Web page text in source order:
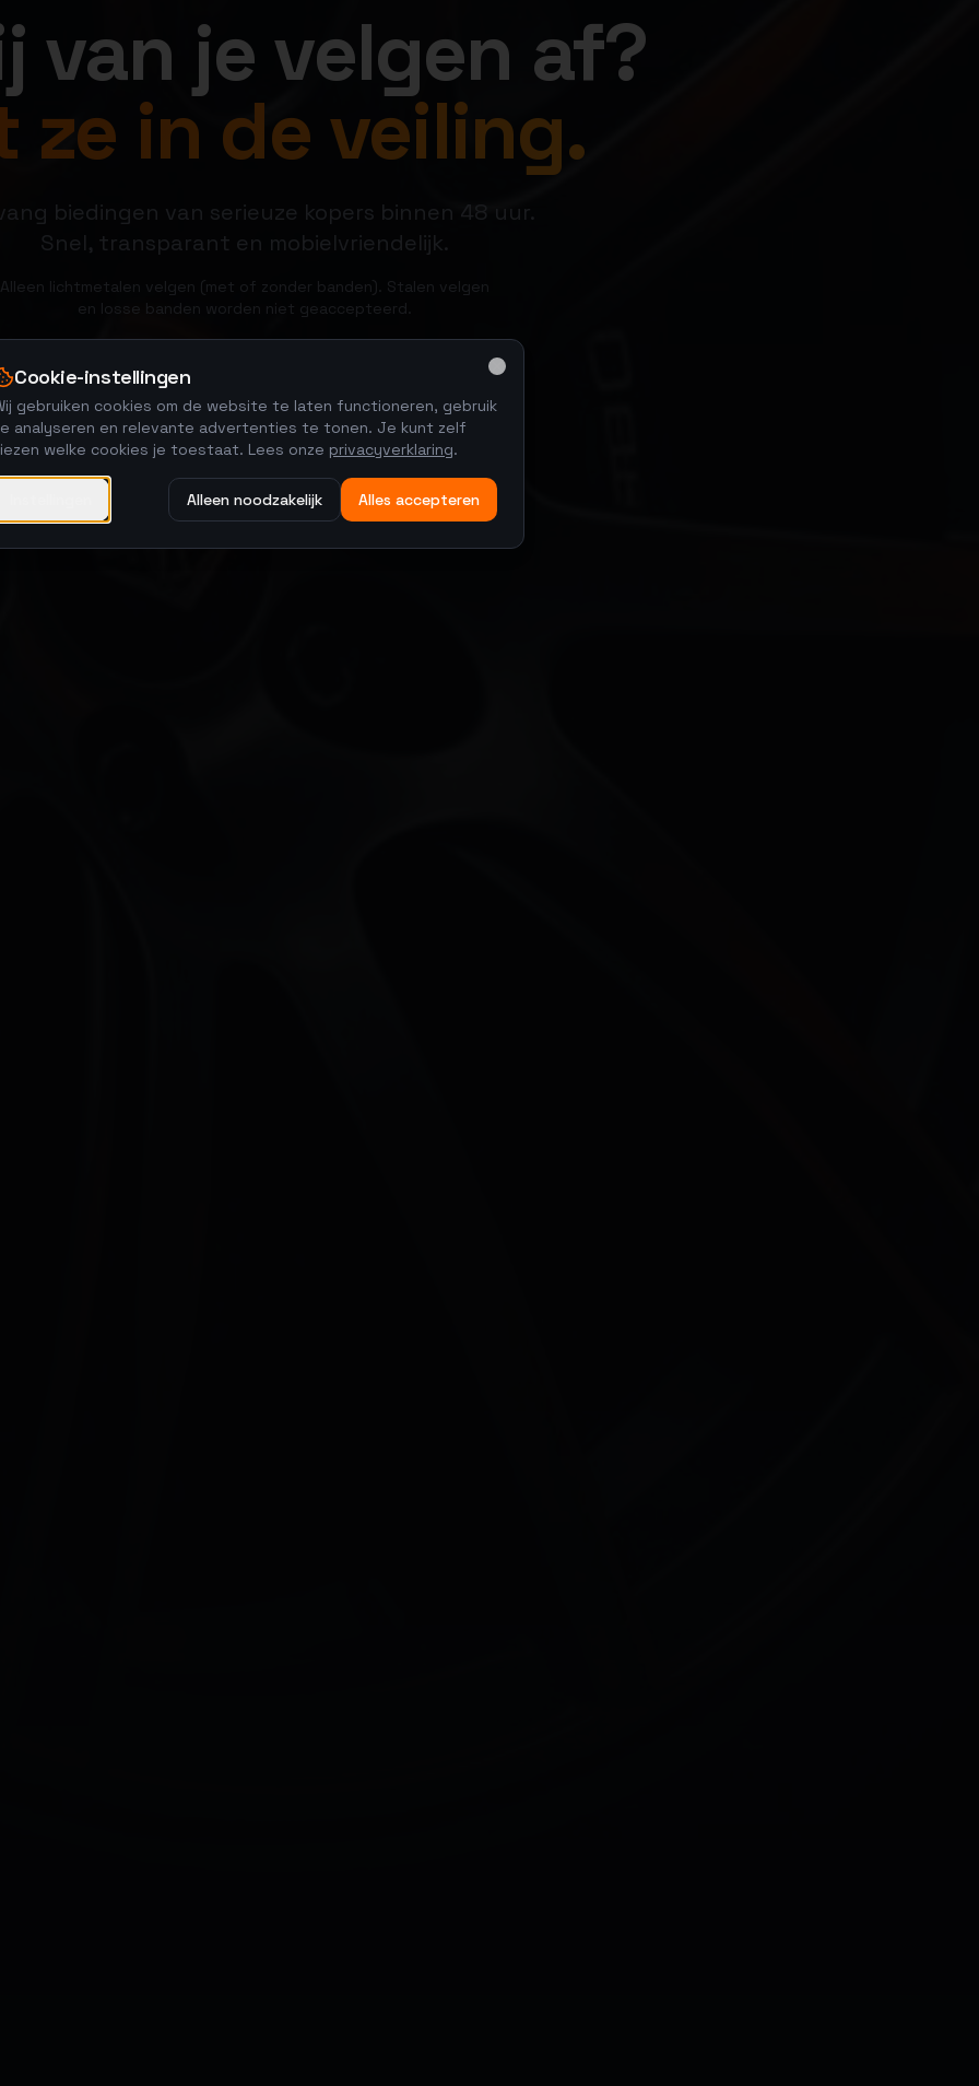
van je velgen af?
ze in de veiling.
biedingen van serieuze kopers binnen 48 uur.
Snel, transparant en mobielvriendelijk.
Alleen lichtmetalen velgen (met of zonder banden). Stalen velgen
en losse banden worden niet geaccepteerd.
Verkoop je velgen
Cookie-instellingen
gebruiken cookies om de website te laten functioneren, gebruik
analyseren en relevante advertenties te tonen. Je kunt zelf
welke cookies je toestaat. Lees onze privacyverklaring.
Alleen noodzakelijk Alles accepteren